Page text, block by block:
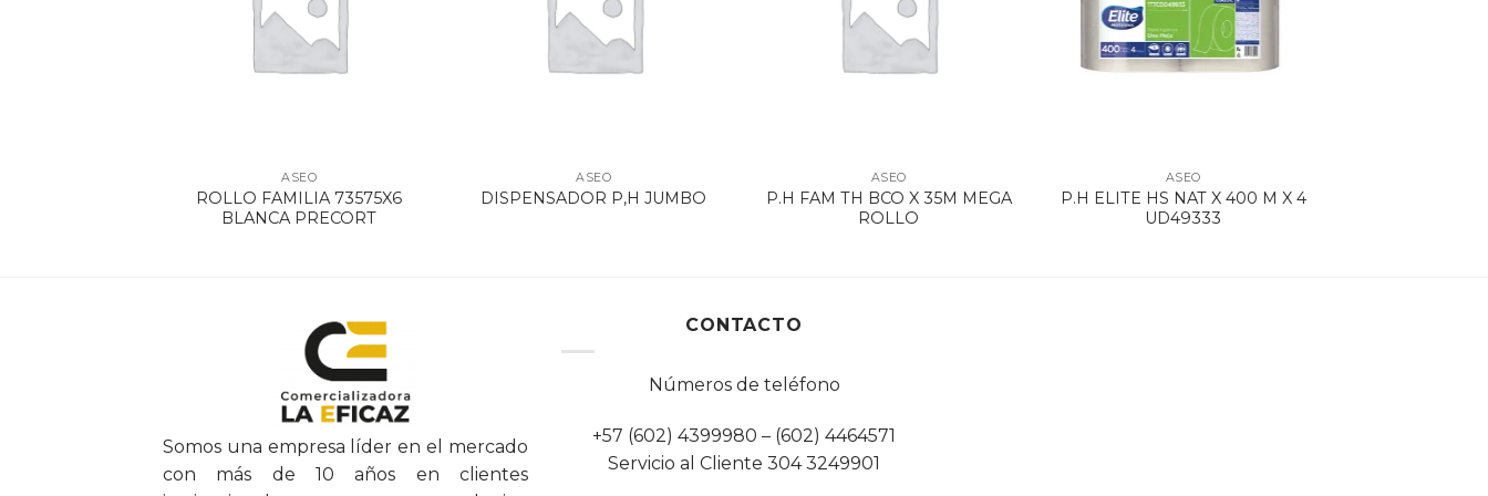
ASEO
ROLLO FAMILIA 73575X6
BLANCA PRECORT
ASEO
DISPENSADOR P,H JUMBO
ASEO
P.H FAM TH BCO X 35M MEGA
ROLLO
ASEO
P.H ELITE HS NAT X 400 M X 4
UD49333
Somos una empresa líder en el mercado
con más de 10 años en clientes
CONTACTO
Números de teléfono
+57 (602) 4399980 – (602) 4464571
Servicio al Cliente 304 3249901